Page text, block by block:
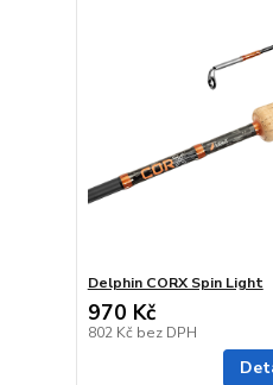
Delphin CORX Spin Light
970 Kč
802 Kč bez DPH